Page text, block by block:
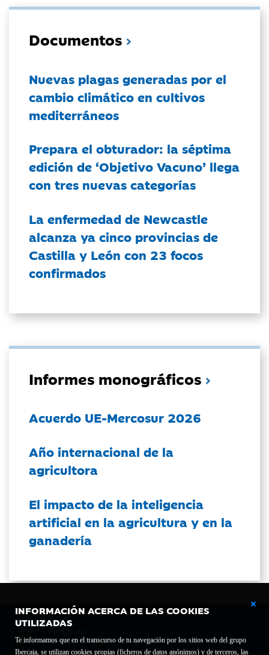
INFORMACIÓN ACERCA DE LAS COOKIES
UTILIZADAS
Te informamos que en el transcurso de tu navegación por los sitios web del grupo
Ibercaja, se utilizan cookies propias (ficheros de datos anónimos) y de terceros, las
Documentos
Nuevas plagas generadas por el
cambio climático en cultivos
mediterráneos
Prepara el obturador: la séptima
edición de ‘Objetivo Vacuno’ llega
con tres nuevas categorías
La enfermedad de Newcastle
alcanza ya cinco provincias de
Castilla y León con 23 focos
confirmados
Informes monográficos
Acuerdo UE-Mercosur 2026
Año internacional de la
agricultora
El impacto de la inteligencia
artificial en la agricultura y en la
ganadería